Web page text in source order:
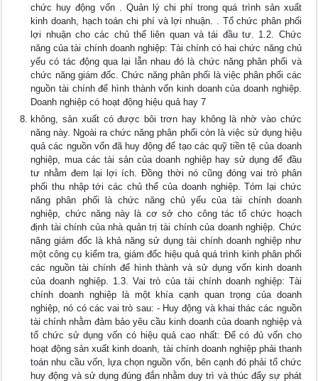
chức huy động vốn . Quản lý chi phí trong quá trình sản xuất
kinh doanh, hạch toán chi phí và lợi nhuận. . Tổ chức phân phối
lợi nhuận cho các chủ thể liên quan và tái đầu tư. 1.2. Chức
năng của tài chính doanh nghiệp: Tài chính có hai chức năng chủ
yếu có tác động qua lại lẫn nhau đó là chức năng phân phối và
chức năng giám đốc. Chức năng phân phối là việc phân phối các
nguồn tài chính để hình thành vốn kinh doanh của doanh nghiệp.
Doanh nghiệp có hoạt động hiệu quả hay 7
không, sản xuất có được bôi trơn hay không là nhờ vào chức
năng này. Ngoài ra chức năng phân phối còn là việc sử dụng hiệu
quả các nguồn vốn đã huy động để tạo các quỹ tiền tệ của doanh
nghiệp, mua các tài sản của doanh nghiệp hay sử dụng để đầu
tư nhằm đem lại lợi ích. Đồng thời nó cũng đóng vai trò phân
phối thu nhập tới các chủ thể của doanh nghiệp. Tóm lại chức
năng phân phối là chức năng chủ yếu của tài chính doanh
nghiệp, chức năng này là cơ sở cho công tác tổ chức hoạch
định tài chính của nhà quản trị tài chính của doanh nghiệp. Chức
năng giám đốc là khả năng sử dụng tài chính doanh nghiệp như
một công cụ kiểm tra, giám đốc hiệu quả quá trình kinh phân phối
các nguồn tài chính để hình thành và sử dụng vốn kinh doanh
của doanh nghiệp. 1.3. Vai trò của tài chính doanh nghiệp: Tài
chính doanh nghiệp là một khía cạnh quan trọng của doanh
nghiệp, nó có các vai trò sau: - Huy động và khai thác các nguồn
tài chính nhằm đảm bảo yêu cầu kinh doanh của doanh nghiệp và
tổ chức sử dụng vốn có hiệu quả cao nhất: Để có đủ vốn cho
hoạt động sản xuất kinh doanh, tài chính doanh nghiệp phải thanh
toán nhu cầu vốn, lựa chọn nguồn vốn, bên cạnh đó phải tổ chức
huy động và sử dụng đúng đắn nhằm duy trì và thúc đẩy sự phát